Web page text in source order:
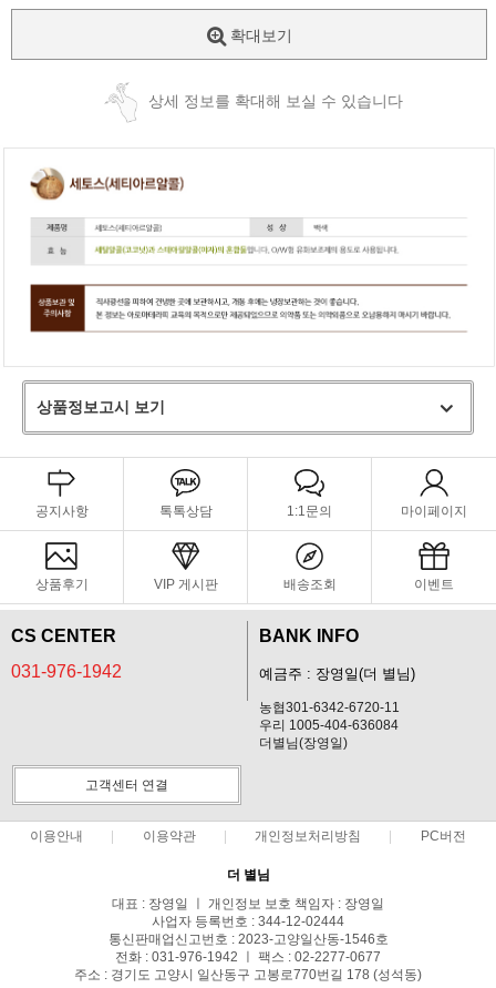
확대보기
상세 정보를 확대해 보실 수 있습니다
상품정보고시 보기
공지사항 톡톡상담 1:1문의 마이페이지
상품후기 VIP 게시판 배송조회 이벤트
CS CENTER
031-976-1942
BANK INFO
예금주 : 장영일(더 별님)
농협301-6342-6720-11
우리 1005-404-636084
더별님(장영일)
고객센터 연결
이용안내 이용약관 개인정보처리방침 PC버전
더 별님
대표 : 장영일 ㅣ 개인정보 보호 책임자 : 장영일
사업자 등록번호 : 344-12-02444
통신판매업신고번호 : 2023-고양일산동-1546호
전화 : 031-976-1942 ㅣ 팩스 : 02-2277-0677
주소 : 경기도 고양시 일산동구 고봉로770번길 178 (성석동)